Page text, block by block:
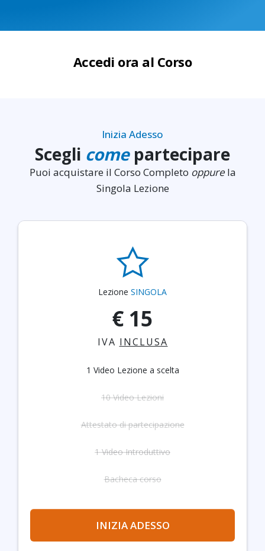
Accedi ora al Corso
Inizia Adesso
Scegli comepartecipare
Puoi acquistare il Corso Completo oppurela
Singola Lezione
Lezione SINGOLA
€ 15
IVA INCLUSA
1 Video Lezione a scelta
10 Video Lezioni
Attestato di partecipazione
1 Video Introduttivo
Bacheca corso
INIZIA ADESSO